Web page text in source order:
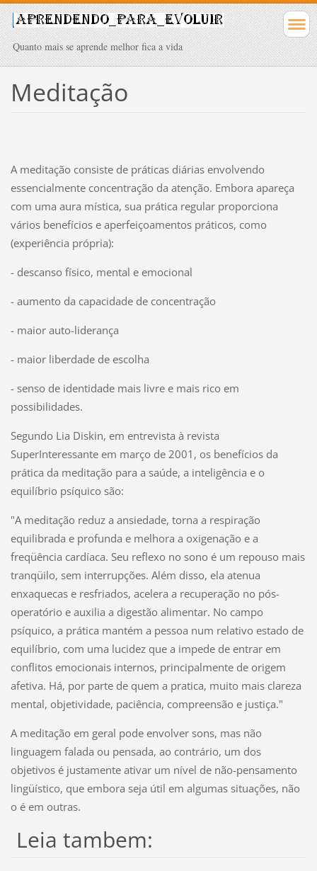
Quanto mais se aprende melhor fica a vida
Meditação
A meditação consiste de práticas diárias envolvendo
essencialmente concentração da atenção. Embora apareça
com uma aura mística, sua prática regular proporciona
vários benefícios e aperfeiçoamentos práticos, como
(experiência própria):
- descanso físico, mental e emocional
- aumento da capacidade de concentração
- maior auto-liderança
- maior liberdade de escolha
- senso de identidade mais livre e mais rico em
possibilidades.
Segundo Lia Diskin, em entrevista à revista
SuperInteressante em março de 2001, os benefícios da
prática da meditação para a saúde, a inteligência e o
equilíbrio psíquico são:
"A meditação reduz a ansiedade, torna a respiração
equilibrada e profunda e melhora a oxigenação e a
freqüência cardíaca. Seu reflexo no sono é um repouso mais
tranqüilo, sem interrupções. Além disso, ela atenua
enxaquecas e resfriados, acelera a recuperação no pós-
operatório e auxilia a digestão alimentar. No campo
psíquico, a prática mantém a pessoa num relativo estado de
equilíbrio, com uma lucidez que a impede de entrar em
conflitos emocionais internos, principalmente de origem
afetiva. Há, por parte de quem a pratica, muito mais clareza
mental, objetividade, paciência, compreensão e justiça."
A meditação em geral pode envolver sons, mas não
linguagem falada ou pensada, ao contrário, um dos
objetivos é justamente ativar um nível de não-pensamento
lingüístico, que embora seja útil em algumas situações, não
o é em outras.
Leia tambem: